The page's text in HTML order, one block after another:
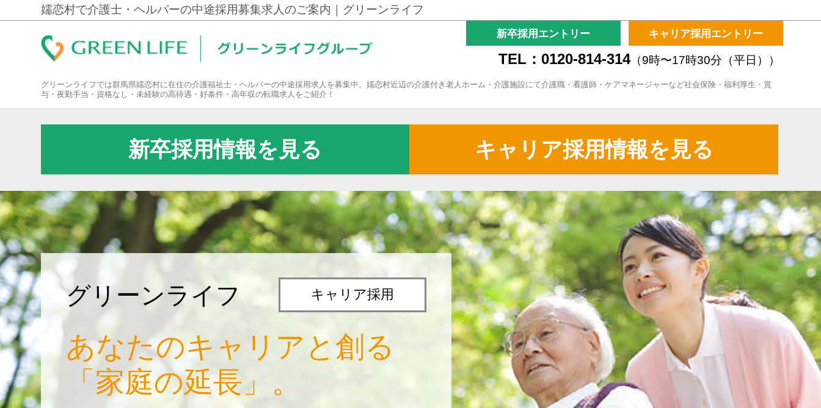
嬬恋村で介護士・ヘルパーの中途採用募集求人のご案内｜グリーンライフ
新卒採用エントリー キャリア採用エントリー
TEL：0120-814-314（9時〜17時30分（平日））
グリーンライフでは群馬県嬬恋村に在住の介護福祉士・ヘルパーの中途採用求人を募集中。嬬恋村近辺の介護付き老人ホーム・介護施設にて介護職・看護師・ケアマネージャーなど社会保険・福利厚生・賞
与・夜勤手当・資格なし・未経験の高待遇・好条件・高年収の転職求人をご紹介！
新卒採用情報を見る キャリア採用情報を見る
グリーンライフ キャリア採用
あなたのキャリアと創る
「家庭の延長」。